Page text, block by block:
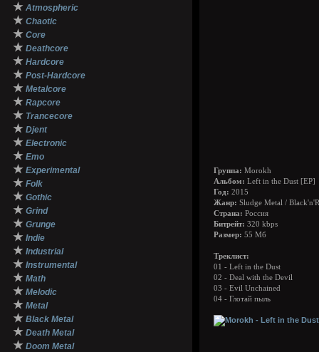
★ Atmospheric
★ Chaotic
★ Core
★ Deathcore
★ Hardcore
★ Post-Hardcore
★ Metalcore
★ Rapcore
★ Trancecore
★ Djent
★ Electronic
★ Emo
★ Experimental
★ Folk
★ Gothic
★ Grind
★ Grunge
★ Indie
★ Industrial
★ Instrumental
★ Math
★ Melodic
★ Metal
★ Black Metal
★ Death Metal
★ Doom Metal
Группа: Morokh
Альбом: Left in the Dust [EP]
Год: 2015
Жанр: Sludge Metal /
Страна: Россия
Битрейт: 320 kbps
Размер: 55 Мб
Треклист:
01 - Left in the Dust
02 - Deal with the Devil
03 - Evil Unchained
04 - Глотай пыль